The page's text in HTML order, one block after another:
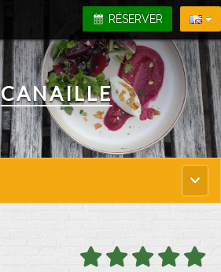
RÉSERVER
CANAILLE
Menu